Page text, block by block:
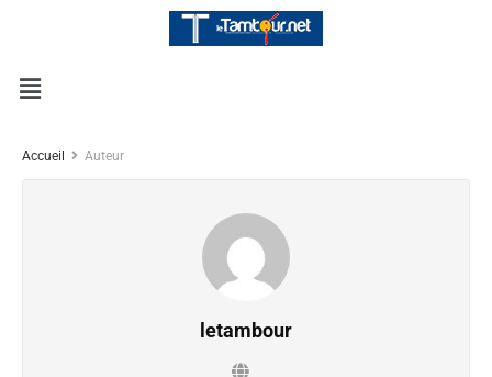
Accueil Auteur
letambour